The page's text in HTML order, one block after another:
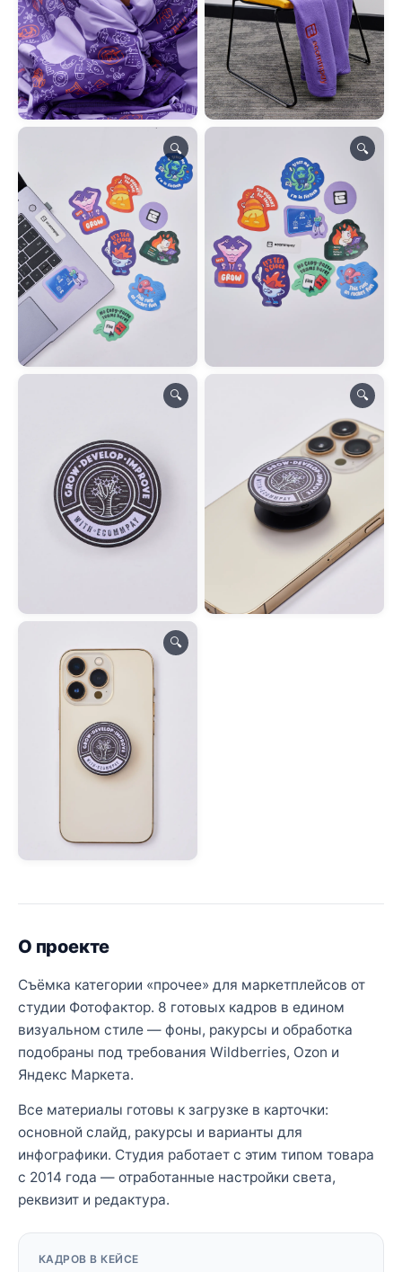
🔍 🔍
🔍 🔍
🔍
О проекте
Съёмка категории «прочее» для маркетплейсов от
студии Фотофактор. 8 готовых кадров в едином
визуальном стиле — фоны, ракурсы и обработка
подобраны под требования Wildberries, Ozon и
Яндекс Маркета.
Все материалы готовы к загрузке в карточки:
основной слайд, ракурсы и варианты для
инфографики. Студия работает с этим типом товара
с 2014 года — отработанные настройки света,
реквизит и редактура.
КАДРОВ В КЕЙСЕ